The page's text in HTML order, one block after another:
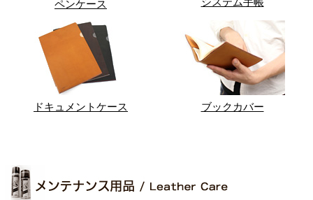
ペンケース
ドキュメントケース ブックカバー